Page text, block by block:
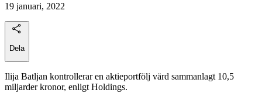
19 januari, 2022
Dela
Ilija Batljan kontrollerar en aktieportfölj värd sammanlagt 10,5
miljarder kronor, enligt Holdings.